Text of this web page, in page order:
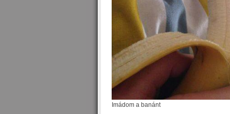
Imádom a banánt